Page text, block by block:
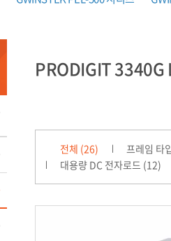
PRODIGIT 3340G
전체 (26) 프레임 타
대용량 DC 전자로드 (12)